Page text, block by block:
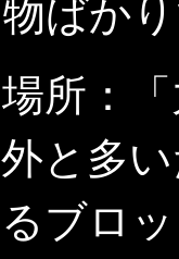
ばか
所：
外と多
ブロ